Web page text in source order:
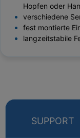
Hopfen oder
verschiedene
fest montierte
langzeitstabile
SUPPORT